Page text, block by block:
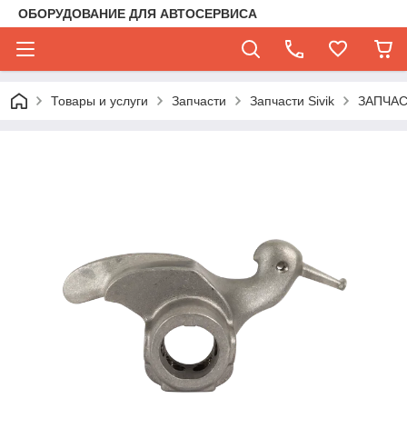
ОБОРУДОВАНИЕ ДЛЯ АВТОСЕРВИСА
Товары и услуги Запчасти Запчасти Sivik